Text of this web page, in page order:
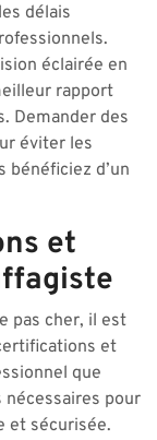
délais
éclairée en
rapport
Demander des
éviter les
bénéficiez d’un
et
pas cher, il est
et
que
nécessaires pour
et sécurisée.